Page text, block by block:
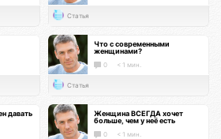
Статья
Что с современными
женщинами?
0 < 1 мин.
Статья
давать
Женщина ВСЕГДА хочет
больше, чем у неё есть
0 < 1 мин.